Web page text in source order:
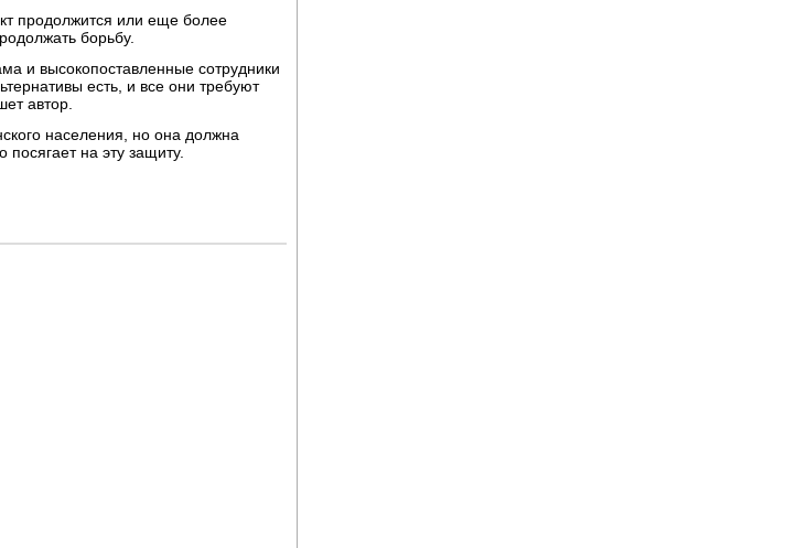
продолжится или еще более
борьбу.
и высокопоставленные сотрудники
есть, и все они требуют
автор.
населения, но она должна
на эту защиту.